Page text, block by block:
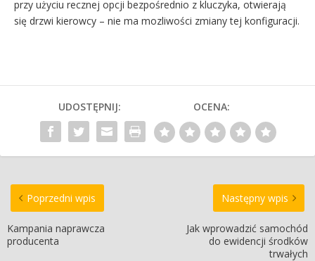
przy użyciu recznej opcji bezpośrednio z kluczyka, otwierają
się drzwi kierowcy – nie ma mozliwości zmiany tej konfiguracji.
UDOSTĘPNIJ: OCENA:
Poprzedni wpis
Kampania naprawcza
producenta
Następny wpis
Jak wprowadzić samochód
do ewidencji środków
trwałych